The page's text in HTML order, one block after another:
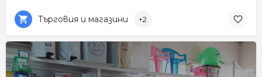
Търговия и магазини +2